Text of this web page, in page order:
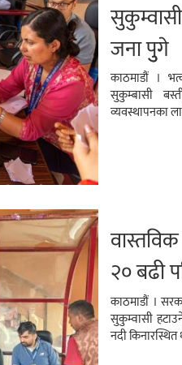
जना पुुगे
काठमाडौं ।
सुकुम्बासी
व्यवस्थापनका
२० बढी
पठाउन
काठमाडौं ।
सुकुम्वासी
नदी